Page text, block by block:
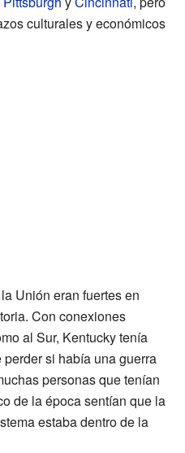
culturales y económicos
Unión eran fuertes en
Con conexiones
al Sur, Kentucky tenía
si había una guerra
personas que tenían
de la época sentían que la
estaba dentro de la